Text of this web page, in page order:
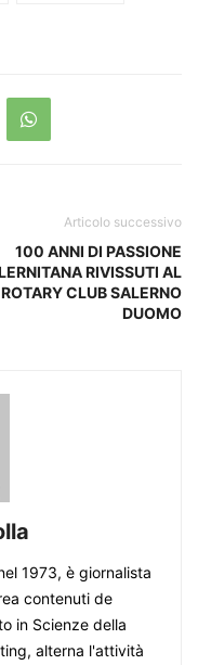
Articolo successivo
100 ANNI DI PASSIONE
RIVISSUTI AL
ROTARY CLUB SALERNO
DUOMO
1973, è giornalista
contenuti de
in Scienze della
alterna l'attività